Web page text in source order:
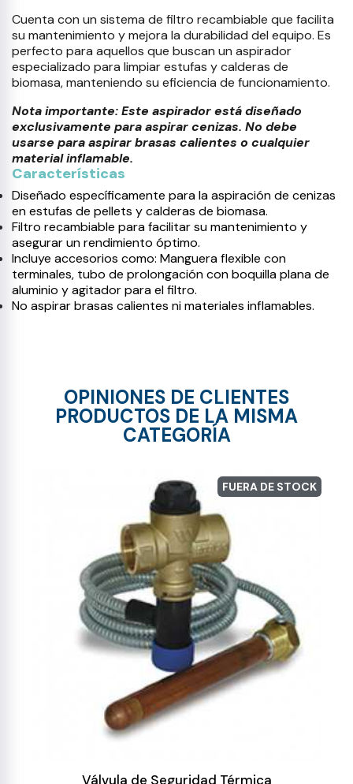
Cuenta con un sistema de filtro recambiable que facilita
su mantenimiento y mejora la durabilidad del equipo. Es
perfecto para aquellos que buscan un aspirador
especializado para limpiar estufas y calderas de
biomasa, manteniendo su eficiencia de funcionamiento.
Nota importante: Este aspirador está diseñado
exclusivamente para aspirar cenizas. No debe
usarse para aspirar brasas calientes o cualquier
material inflamable.
Características
Diseñado específicamente para la aspiración de cenizas
en estufas de pellets y calderas de biomasa.
Filtro recambiable para facilitar su mantenimiento y
asegurar un rendimiento óptimo.
Incluye accesorios como: Manguera flexible con
terminales, tubo de prolongación con boquilla plana de
aluminio y agitador para el filtro.
No aspirar brasas calientes ni materiales inflamables.
OPINIONES DE CLIENTES
PRODUCTOS DE LA MISMA
CATEGORÍA
FUERA DE STOCK
Válvula de Seguridad Térmica